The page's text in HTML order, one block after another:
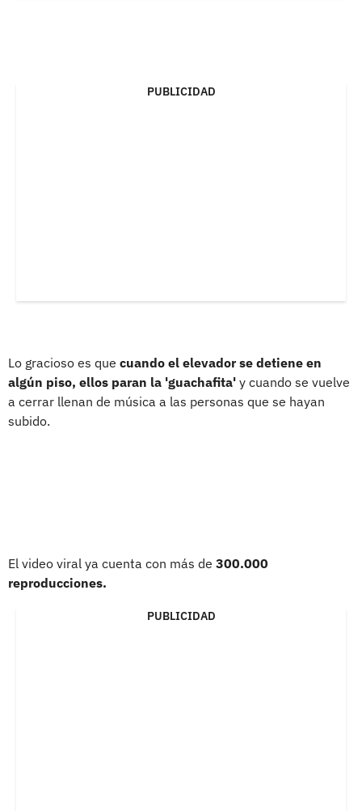
PUBLICIDAD
Lo gracioso es que cuando el elevador se detiene en
algún piso, ellos paran la 'guachafita' y cuando se vuelve
a cerrar llenan de música a las personas que se hayan
subido.
El video viral ya cuenta con más de 300.000
reproducciones.
PUBLICIDAD